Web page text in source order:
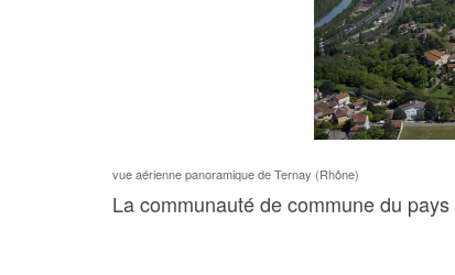
vue aérienne panoramique de Ternay (Rhône)
La communauté de commune du